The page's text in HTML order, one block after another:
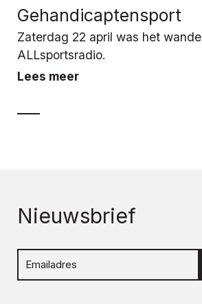
Gehandicaptensport
Zaterdag 22 april was het
ALLsportsradio.
Lees meer
Nieuwsbrief